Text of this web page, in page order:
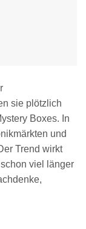
sie plötzlich
Boxes. In
und
Trend wirkt
viel länger